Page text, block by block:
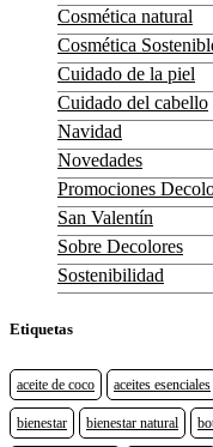
Cosmética natural
Cosmética
Cuidado de la piel
Cuidado del cabello
Navidad
Novedades
Promociones
San Valentín
Sobre Decolores
Sostenibilidad
Etiquetas
aceite de coco aceites esenciales
bienestar bienestar natural